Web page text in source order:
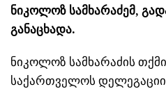
ნიკოლოზ სამხარაძემ,
განაცხადა.
ნიკოლოზ სამხარაძის
საქართველოს